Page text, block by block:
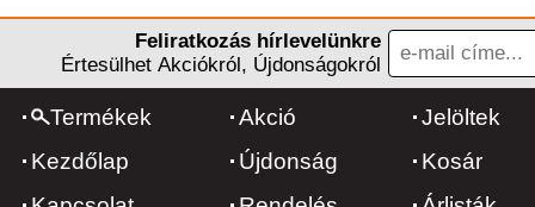
Feliratkozás hírlevelünkre
Értesülhet Akciókról, Újdonságokról
Termékek
Kezdőlap
Akció
Újdonság
Jelöltek
Kosár